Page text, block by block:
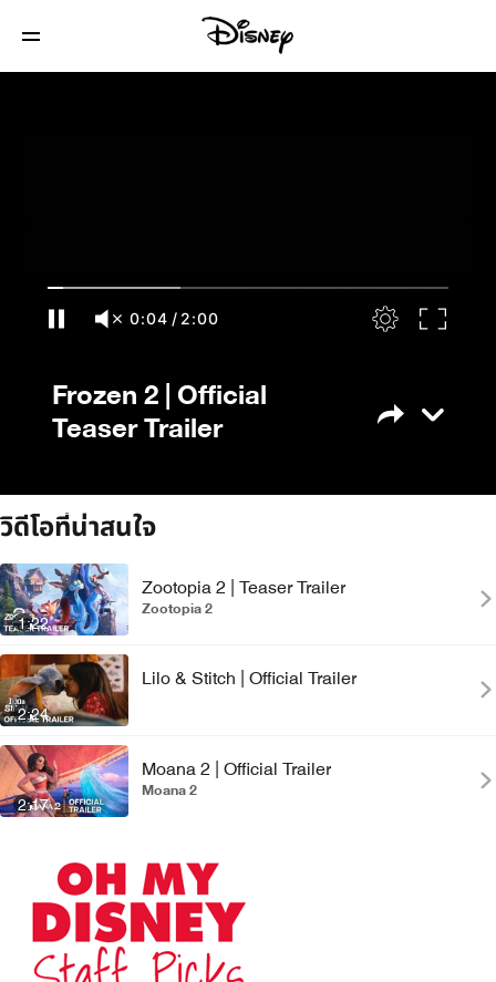
0:05 / 2:00
Frozen 2 | Official
Teaser Trailer
วิดีโอที่น่าสนใจ
1:22
Zootopia 2 | Teaser Trailer
Zootopia 2
2:24
Lilo & Stitch | Official Trailer
2:17
Moana 2 | Official Trailer
Moana 2